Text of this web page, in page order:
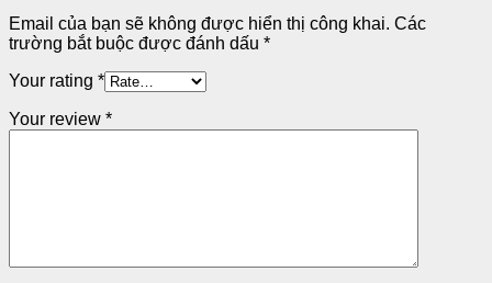
Email của bạn sẽ không được hiển thị công khai. Các
trường bắt buộc được đánh dấu *
Your rating *
Your review *